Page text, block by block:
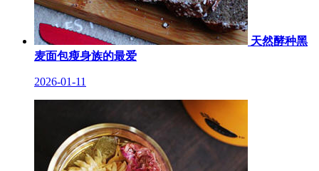
天然酵种黑
麦面包瘦身族的最爱
2026-01-11